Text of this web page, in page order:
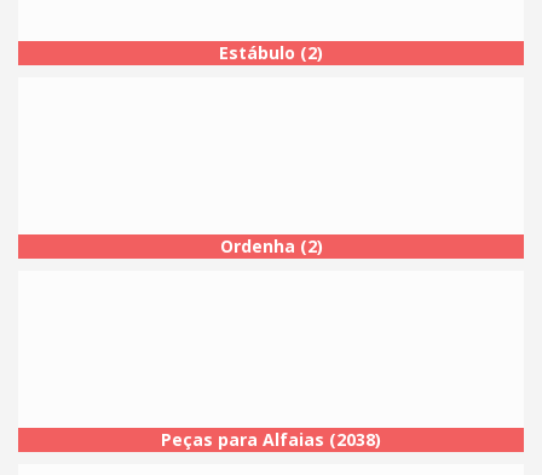
Estábulo (2)
Ordenha (2)
Peças para Alfaias (2038)